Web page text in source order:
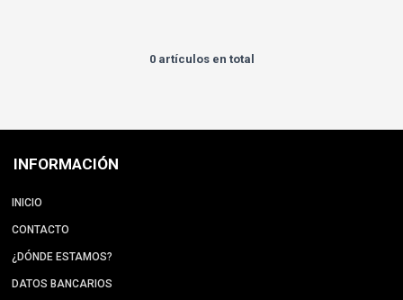
0 artículos en total
INFORMACIÓN
INICIO
CONTACTO
¿DÓNDE ESTAMOS?
DATOS BANCARIOS